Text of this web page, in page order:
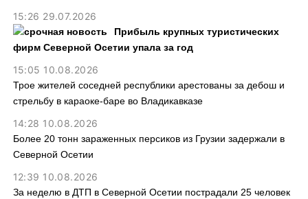
15:26 29.07.2026
Прибыль крупных туристических
фирм Северной Осетии упала за год
15:05 10.08.2026
Трое жителей соседней республики арестованы за дебош и
стрельбу в караоке-баре во Владикавказе
14:28 10.08.2026
Более 20 тонн зараженных персиков из Грузии задержали в
Северной Осетии
12:39 10.08.2026
За неделю в ДТП в Северной Осетии пострадали 25 человек